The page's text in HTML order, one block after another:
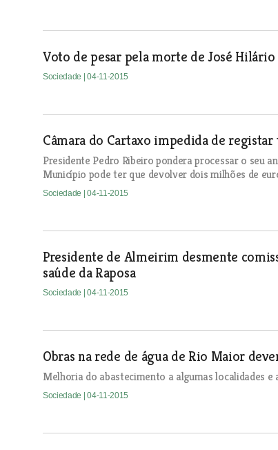
Voto de pesar pela morte de José Hilário
Sociedade | 04-11-2015
Câmara do Cartaxo impedida de
Presidente Pedro Ribeiro pondera processar o seu
Município pode ter que devolver dois milhões de
Sociedade | 04-11-2015
Presidente de Almeirim desmente
saúde da Raposa
Sociedade | 04-11-2015
Obras na rede de água de Rio Maior
Melhoria do abastecimento a algumas localidades
Sociedade | 04-11-2015